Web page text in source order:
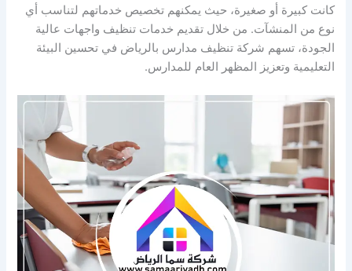
كانت كبيرة أو صغيرة، حيث يمكنهم تخصيص خدماتهم لتناسب أي
نوع من المنشآت. من خلال تقديم خدمات تنظيف واجهات عالية
الجودة، تسهم شركة تنظيف مدارس بالرياض في تحسين البيئة
التعليمية وتعزيز المظهر العام للمدارس.